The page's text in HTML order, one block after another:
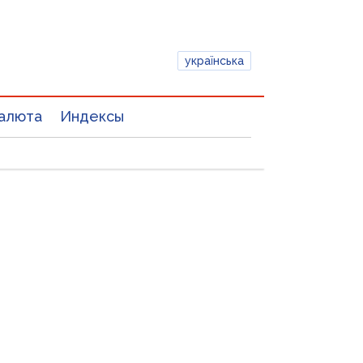
українська
Индексы